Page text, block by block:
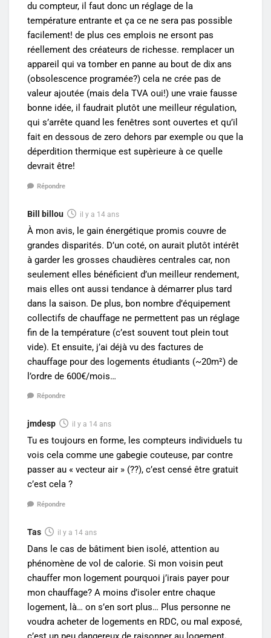
du compteur, il faut donc un réglage de la
température entrante et ça ce ne sera pas possible
facilement! de plus ces emplois ne ersont pas
réellement des créateurs de richesse. remplacer un
appareil qui va tomber en panne au bout de dix ans
(obsolescence programée?) cela ne crée pas de
valeur ajoutée (mais dela TVA oui!) une vraie fausse
bonne idée, il faudrait plutôt une meilleur régulation,
qui s’arrête quand les fenêtres sont ouvertes et qu’il
fait en dessous de zero dehors par exemple ou que la
déperdition thermique est supèrieure à ce quelle
devrait être!
Répondre
Bill billou il y a 14 ans
À mon avis, le gain énergétique promis couvre de
grandes disparités. D’un coté, on aurait plutôt intérêt
à garder les grosses chaudières centrales car, non
seulement elles bénéficient d’un meilleur rendement,
mais elles ont aussi tendance à démarrer plus tard
dans la saison. De plus, bon nombre d’équipement
collectifs de chauffage ne permettent pas un réglage
fin de la température (c’est souvent tout plein tout
vide). Et ensuite, j’ai déjà vu des factures de
chauffage pour des logements étudiants (~20m²) de
l’ordre de 600€/mois…
Répondre
jmdesp il y a 14 ans
Tu es toujours en forme, les compteurs individuels tu
vois cela comme une gabegie couteuse, par contre
passer au « vecteur air » (??), c’est censé être gratuit
c’est cela ?
Répondre
Tas il y a 14 ans
Dans le cas de bâtiment bien isolé, attention au
phénomène de vol de calorie. Si mon voisin peut
chauffer mon logement pourquoi j’irais payer pour
mon chauffage? A moins d’isoler entre chaque
logement, là… on s’en sort plus… Plus personne ne
voudra acheter de logements en RDC, ou mal exposé,